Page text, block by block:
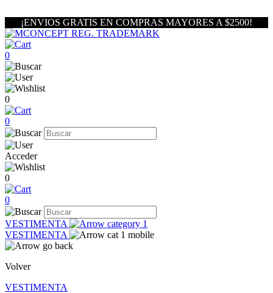
¡ENVIOS GRATIS EN COMPRAS MAYORES A $2500!
0
0
0
Acceder
0
0
VESTIMENTA
VESTIMENTA
Volver
VESTIMENTA